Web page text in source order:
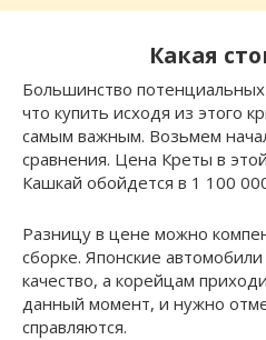
Какая
Большинство
что купить исходя из этого
самым важным. Возьмем
сравнения. Цена Креты в
Кашкай обойдется в 1 100
Разницу в цене можно
сборке. Японские
качество, а корейцам
данный момент, и нужно
справляются.